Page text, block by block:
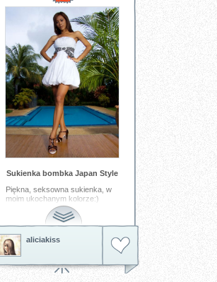
Sukienka bombka Japan Style
Piękna, seksowna sukienka, w
moim ukochanym kolorze:)
sukienka biała seksowna
marzenie allegro
aliciakiss